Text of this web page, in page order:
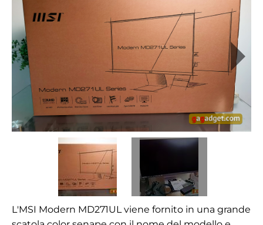
L'MSI Modern MD271UL viene fornito in una grande